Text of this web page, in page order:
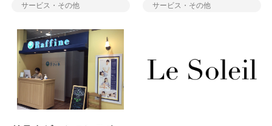
サービス・その他 サービス・その他